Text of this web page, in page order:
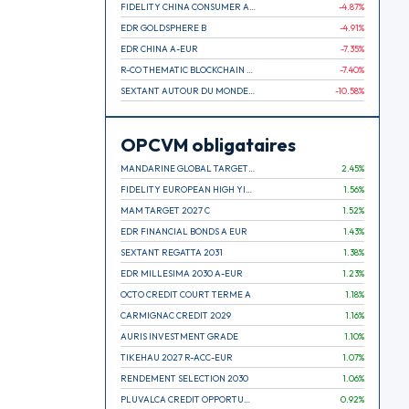
-4.87%
EDR GOLDSPHERE B
-4.91%
EDR CHINA A-EUR
-7.35%
-7.40%
-10.58%
OPCVM obligataires
2.45%
1.56%
MAM TARGET 2027 C
1.52%
EDR FINANCIAL BONDS A EUR
1.43%
SEXTANT REGATTA 2031
1.38%
EDR MILLESIMA 2030 A-EUR
1.23%
OCTO CREDIT COURT TERME A
1.18%
CARMIGNAC CREDIT 2029
1.16%
AURIS INVESTMENT GRADE
1.10%
TIKEHAU 2027 R-ACC-EUR
1.07%
RENDEMENT SELECTION 2030
1.06%
0.92%